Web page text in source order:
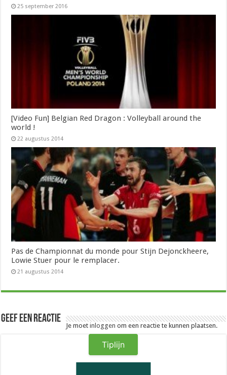
25 september 2016
[Video Fun] Belgian Red Dragon : Volleyball around the
world !
22 augustus 2014
Pas de Championnat du monde pour Stijn Dejonckheere,
Lowie Stuer pour le remplacer.
21 augustus 2014
Geef een reactie
Je moetinloggen om een reactie te kunnen plaatsen.
Tiplijn